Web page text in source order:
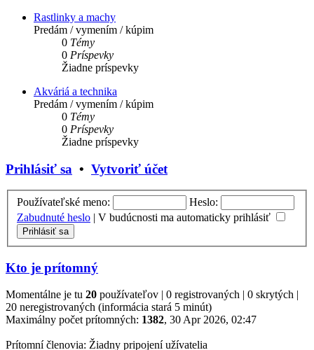
Rastlinky a machy
Predám / vymením / kúpim
0 Témy
0 Príspevky
Žiadne príspevky
Akváriá a technika
Predám / vymením / kúpim
0 Témy
0 Príspevky
Žiadne príspevky
Prihlásiť sa • Vytvoriť účet
Používateľské meno:
Heslo:
Zabudnuté heslo | V budúcnosti ma automaticky prihlásiť
Kto je prítomný
Momentálne je tu 20 používateľov | 0 registrovaných | 0 skrytých |
20 neregistrovaných (informácia stará 5 minút)
Maximálny počet prítomných: 1382, 30 Apr 2026, 02:47
Prítomní členovia: Žiadny pripojení užívatelia